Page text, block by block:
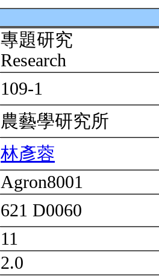
專題研究
Research
109-1
農藝學研究所
林彥蓉
Agron8001
621 D0060
11
2.0